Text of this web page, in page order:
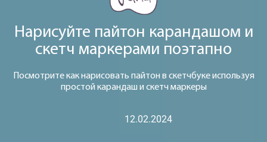
Нарисуйте пайтон карандашом и
скетч маркерами поэтапно
Посмотрите как нарисовать пайтон в скетчбуке используя
простой карандаш и скетч маркеры
12.02.2024